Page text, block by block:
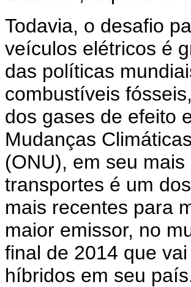
Todavia, o desafio
veículos elétricos é
das políticas
combustíveis
dos gases de efeito
Mudanças
(ONU), em seu
transportes é um
mais recentes para
maior emissor, no
final de 2014 que
híbridos em seu